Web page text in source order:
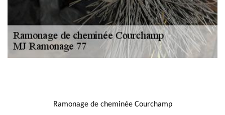
Ramonage de cheminée Courchamp